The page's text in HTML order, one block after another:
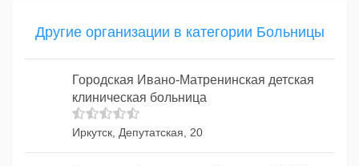
Другие организации в категории Больницы
Городская Ивано-Матренинская детская
клиническая больница
Иркутск, Депутатская, 20